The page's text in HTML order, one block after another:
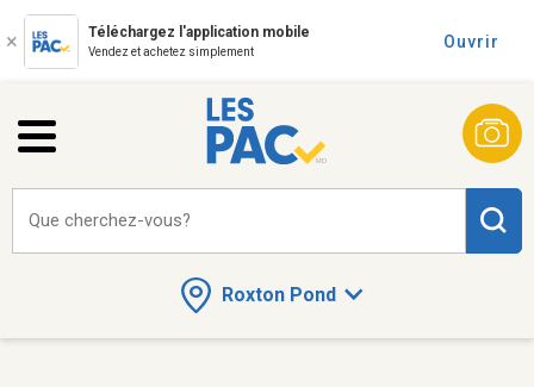
Téléchargez l'application mobile
Vendez et achetez simplement
Ouvrir
Roxton Pond
Que cherchez-vous?